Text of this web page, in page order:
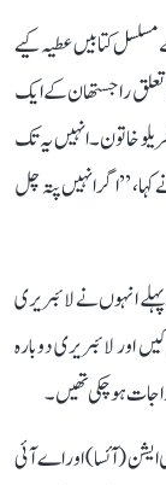
کتابیں عطیہ کیے
تعلق راجستھان کے ایک
خاتون۔ انہیں یہ تک
’’اگر انہیں پتہ چل
انہوں نے لائبریری
اور لائبریری دوبارہ
ایشن (آئسا) اور اے آئی